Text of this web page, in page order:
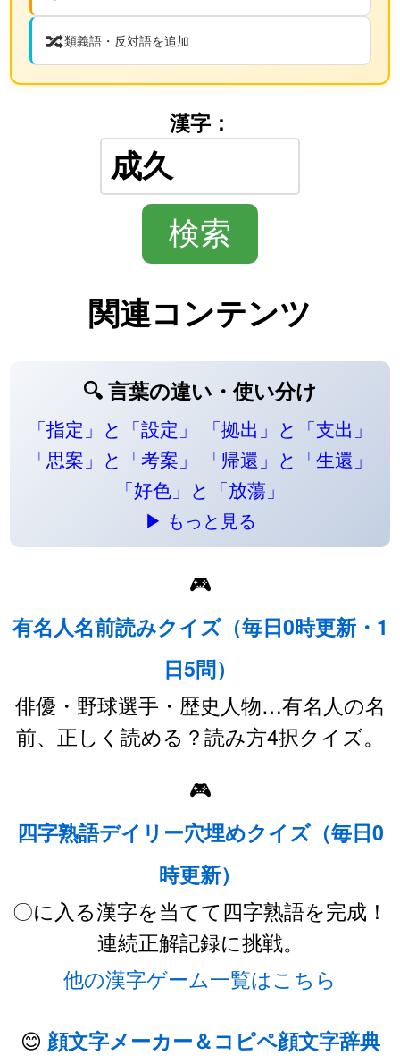
🔀類義語・反対語を追加
漢字：
関連コンテンツ
🔍 言葉の違い・使い分け
「指定」と「設定」
「拠出」と「支出」
「思案」と「考案」
「帰還」と「生還」
「好色」と「放蕩」
▶ もっと見る
🎮
有名人名前読みクイズ（毎日0時更新・1
日5問）
俳優・野球選手・歴史人物…有名人の名
前、正しく読める？読み方4択クイズ。
🎮
四字熟語デイリー穴埋めクイズ（毎日0
時更新）
〇に入る漢字を当てて四字熟語を完成！
連続正解記録に挑戦。
他の漢字ゲーム一覧はこちら
😊 顔文字メーカー＆コピペ顔文字辞典